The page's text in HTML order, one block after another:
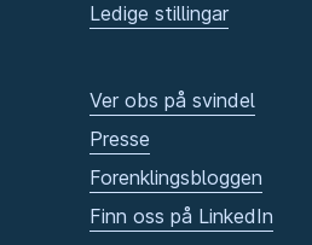
Ledige stillingar
Ver obs på svindel
Presse
Forenklingsbloggen
Finn oss på LinkedIn